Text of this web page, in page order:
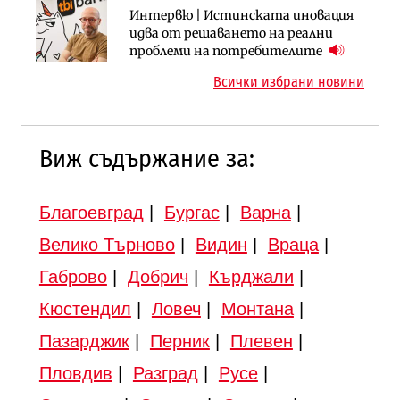
Интервю | Истинската иновация
идва от решаването на реални
проблеми на потребителите
Инфраструктура
АПИ възложи промяната на
парцеларния план за
Инфраструктура
Вторият мост над Варненското
езеро става част от бъдещата
Всички избрани новини
Виж съдържание за:
Благоевград Бургас| Варна|
Велико Търново| Видин Враца|
Габрово| Добрич Кърджали
Кюстендил
Ловеч Монтана|
Пазарджик| Перник| Плевен
Пловдив
Разград Русе|